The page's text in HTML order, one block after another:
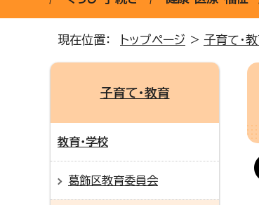
現在位置： トップページ > 子育て・
子育て・教育
教育・学校
葛飾区教育委員会